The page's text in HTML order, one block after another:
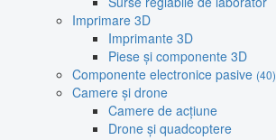
Imprimare 3D
Imprimante 3D
Piese și componente 3D
Componente electronice pasive (40)
Camere și drone
Camere de acțiune
Drone și quadcoptere